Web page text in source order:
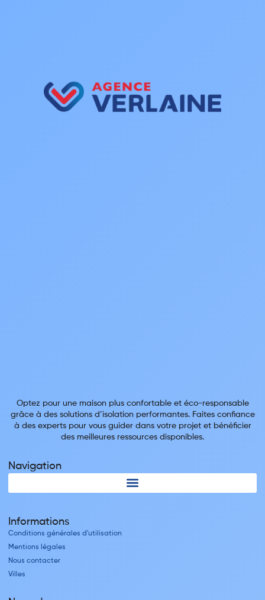
Optez pour une maison plus confortable et éco-responsable
grâce à des solutions d’isolation performantes. Faites confiance
à des experts pour vous guider dans votre projet et bénéficier
des meilleures ressources disponibles.
Navigation
Informations
Conditions générales d'utilisation
Mentions légales
Nous contacter
Villes